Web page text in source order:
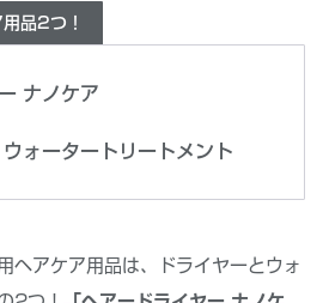
品2つ！
ナノケア
ォータートリートメント
ヘアケア用品は、ドライヤーとウォ